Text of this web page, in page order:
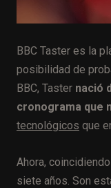
BBC Taster es la
posibilidad de
BBC, Taster nació
cronograma que
tecnológicos que
Ahora,
siete años. Son